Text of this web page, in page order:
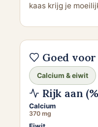
kaas krijg je
Goed voor
Calcium & eiwit
Rijk aan
Calcium
370 mg